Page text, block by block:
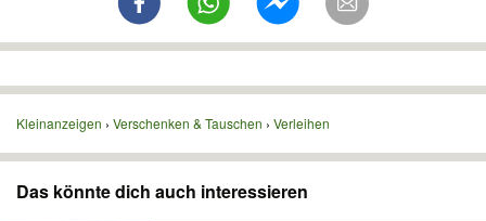
Kleinanzeigen Verschenken & Tauschen Verleihen
Das könnte dich auch interessieren